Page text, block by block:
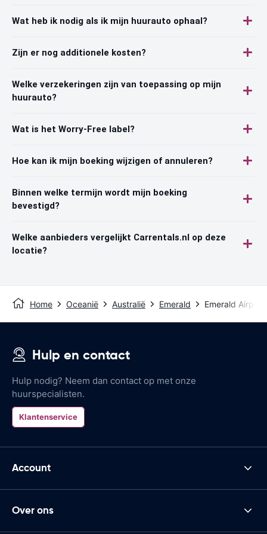
Wat heb ik nodig als ik mijn huurauto ophaal?
Zijn er nog additionele kosten?
Welke verzekeringen zijn van toepassing op mijn
huurauto?
Wat is het Worry-Free label?
Hoe kan ik mijn boeking wijzigen of annuleren?
Binnen welke termijn wordt mijn boeking
bevestigd?
Welke aanbieders vergelijkt Carrentals.nl op deze
locatie?
Home Oceanië Australië Emerald Emerald Airport
Hulp en contact
Hulp nodig? Neem dan contact op met onze
huurspecialisten.
Klantenservice
Account
Over ons